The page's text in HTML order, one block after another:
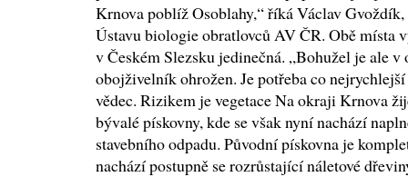
Krnova poblíž Osoblahy,“ říká Václav
Ústavu biologie obratlovců AV ČR. Obě místa
v Českém Slezsku jedinečná. „Bohužel je ale
obojživelník ohrožen. Je potřeba co
vědec. Rizikem je vegetace Na okraji Krnova
bývalé pískovny, kde se však nyní nachází
stavebního odpadu. Původní pískovna je
nachází postupně se rozrůstající náletové